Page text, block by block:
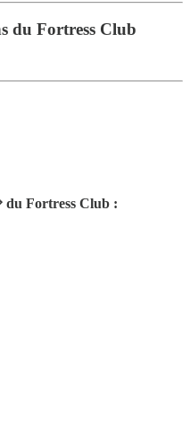
du Fortress Club
du Fortress Club :